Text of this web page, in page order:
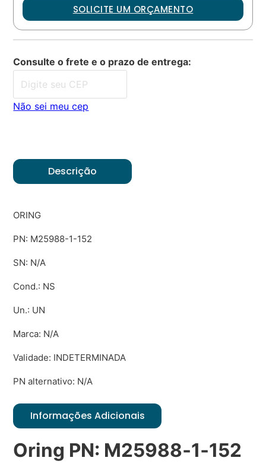
SOLICITE UM ORÇAMENTO
Consulte o frete e o prazo de entrega:
Não sei meu cep
Descrição
ORING
PN: M25988-1-152
SN: N/A
Cond.: NS
Un.: UN
Marca: N/A
Validade: INDETERMINADA
PN alternativo: N/A
Informações Adicionais
Oring PN: M25988‑1‑152